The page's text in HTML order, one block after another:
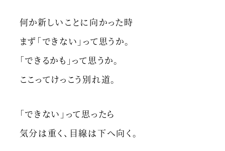
何か新しいことに向かった時
まず「できない」って思うか。
「できるかも」って思うか。
ここってけっこう別れ道。
「できない」って思ったら
気分は重く、目線は下へ向く。